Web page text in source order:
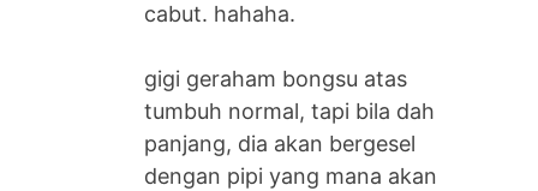
cabut. hahaha.
gigi geraham bongsu atas
tumbuh normal, tapi bila dah
panjang, dia akan bergesel
dengan pipi yang mana akan